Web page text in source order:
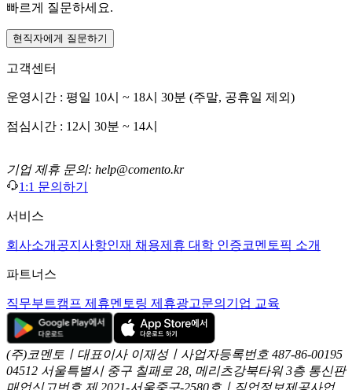
빠르게 질문하세요.
현직자에게 질문하기
고객센터
운영시간 : 평일 10시 ~ 18시 30분 (주말, 공휴일 제외)
점심시간 : 12시 30분 ~ 14시
기업 제휴 문의: help@comento.kr
1:1 문의하기
서비스
회사소개 공지사항인재 채용제휴 대학 인증코멘토픽 소개
파트너스
직무부트캠프 제휴멘토링 제휴광고문의 기업 교육
(주)코멘토ㅣ대표이사 이재성ㅣ사업자등록번호 487-86-00195
04512 서울특별시 중구 칠패로 28, 메리츠강북타워 3층 통신판